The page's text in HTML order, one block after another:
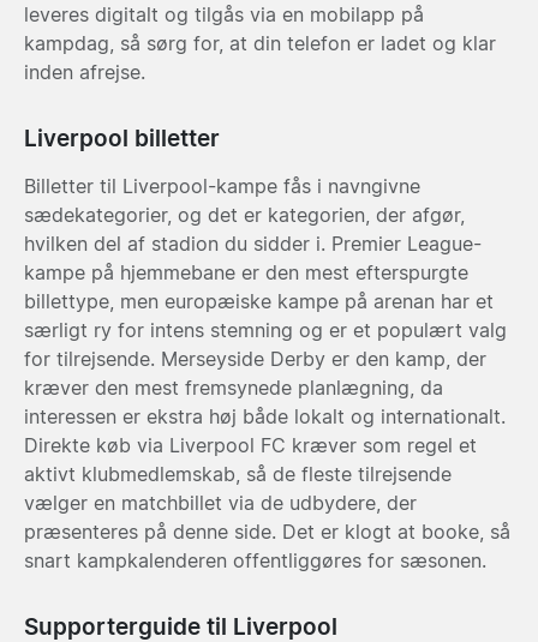
leveres digitalt og tilgås via en mobilapp på
kampdag, så sørg for, at din telefon er ladet og klar
inden afrejse.
Liverpool billetter
Billetter til Liverpool-kampe fås i navngivne
sædekategorier, og det er kategorien, der afgør,
hvilken del af stadion du sidder i. Premier League-
kampe på hjemmebane er den mest efterspurgte
billettype, men europæiske kampe på arenan har et
særligt ry for intens stemning og er et populært valg
for tilrejsende. Merseyside Derby er den kamp, der
kræver den mest fremsynede planlægning, da
interessen er ekstra høj både lokalt og internationalt.
Direkte køb via Liverpool FC kræver som regel et
aktivt klubmedlemskab, så de fleste tilrejsende
vælger en matchbillet via de udbydere, der
præsenteres på denne side. Det er klogt at booke, så
snart kampkalenderen offentliggøres for sæsonen.
Supporterguide til Liverpool